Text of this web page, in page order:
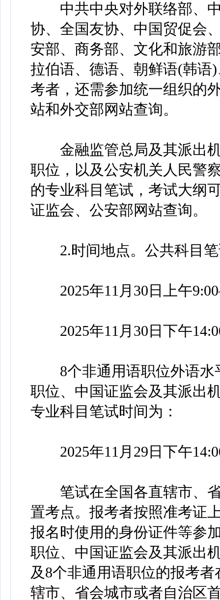
中共中央对外联络部、中
协、全国友协、中国贸促会
安部、商务部、文化和旅游
拉伯语、德语、朝鲜语(韩语
考者，还需参加统一组织的
站和外交部网站查询。
金融监管总局及其派出机
职位，以及公安机关人民警
的专业科目笔试，考试大纲
证监会、公安部网站查询。
2.时间地点。公共科目笔
2025年11月30日上午
2025年11月30日下午
8个非通用语职位外语水
职位、中国证监会及其派出
专业科目笔试时间为：
2025年11月29日下午
笔试在全国各直辖市、省
置考点。报考者按照准考证
报名时使用的身份证件等参
职位、中国证监会及其派出
及8个非通用语职位的报考
辖市、省会城市或者自治区